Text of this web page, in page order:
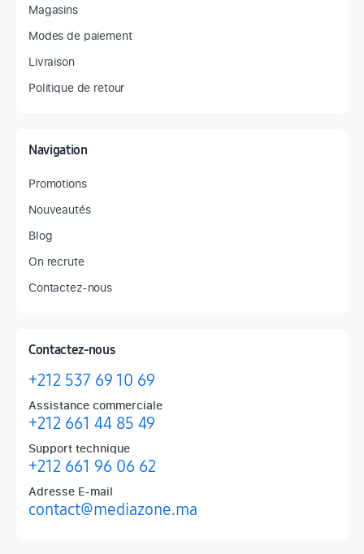
Magasins
Modes de paiement
Livraison
Politique de retour
Navigation
Promotions
Nouveautés
Blog
On recrute
Contactez-nous
Contactez-nous
+212 537 69 10 69
Assistance commerciale
+212 661 44 85 49
Support technique
+212 661 96 06 62
Adresse E-mail
contact@mediazone.ma